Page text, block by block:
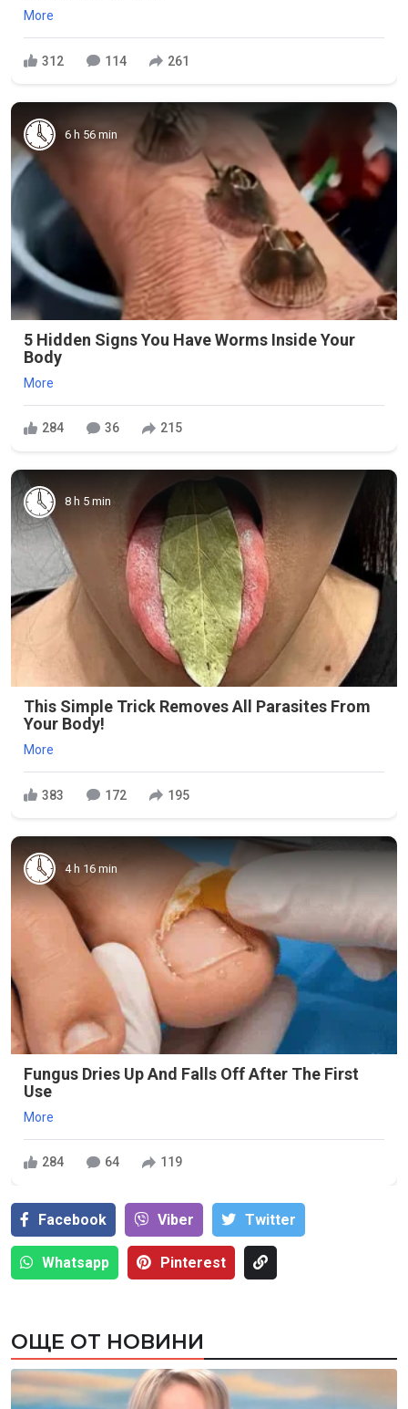
More
312 114 261
6 h 56 min
5 Hidden Signs You Have Worms Inside Your
Body
More
284 36 215
8 h 5 min
This Simple Trick Removes All Parasites From
Your Body!
More
383 172 195
4 h 16 min
Fungus Dries Up And Falls Off After The First
Use
More
284 64 119
Facebook Viber Тwitter
Whatsapp Pinterest
ОЩЕ ОТ НОВИНИ